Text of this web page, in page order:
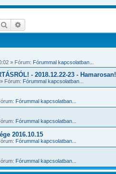
Keresés
» Fórum: Fórummal kapcsolatban...
- 2018.12.22-23 - Hamarosan!
» Fórum: Fórummal kapcsolatban...
Fórummal kapcsolatban...
Fórummal kapcsolatban...
2016.10.15
Fórummal kapcsolatban...
Fórummal kapcsolatban...